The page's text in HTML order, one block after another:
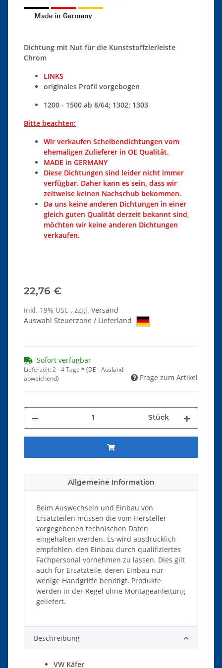
Dichtung mit Nut für die Kunststoffzierleiste
Chrom
LINKS
originales Profil vorgebogen
1200 - 1500 ab 8/64; 1302; 1303
Bitte beachten:
Wir verkaufen Scheibendichtungen vom
ehemaligen Zulieferer in OE Qualität.
MADE in GERMANY
Diese Dichtungen sind leider nicht immer
verfügbar. Daher kann es sein, dass wir
zeitweise keinen Nachschub bekommen.
Da uns keine anderen Dichtungen in einer
gleich guten Qualität derzeit bekannt sind,
möchten wir keine anderen Dichtungen
verkaufen.
22,76 €
inkl. 19% USt. , zzgl. Versand
Auswahl Steuerzone / Lieferland
Sofort verfügbar
Lieferzeit:2 - 4 Tage * (DE - Ausland
abweichend)
Frage zum Artikel
Stück
Allgemeine Information
Beim Auswechseln und Einbau von
Ersatzteilen müssen die vom Hersteller
vorgegebenen technischen Daten
eingehalten werden. Es wird ausdrücklich
empfohlen, den Einbau durch qualifiziertes
Fachpersonal vornehmen zu lassen. Dies gilt
auch für Ersatzteile, deren Einbau nur
wenige Handgriffe benötigt. Produkte
werden in der Regel ohne Montageanleitung
geliefert.
Beschreibung
VW Käfer